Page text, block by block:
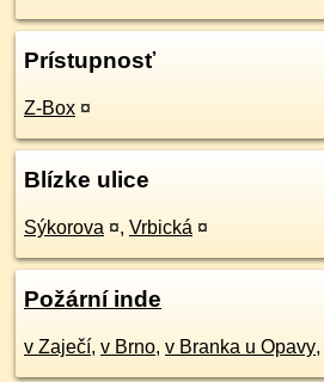
Prístupnosť
Z-Box ¤
Blízke ulice
Sýkorova ¤, Vrbická ¤
Požární inde
v Zaječí, v Brno, v Branka u Opavy,